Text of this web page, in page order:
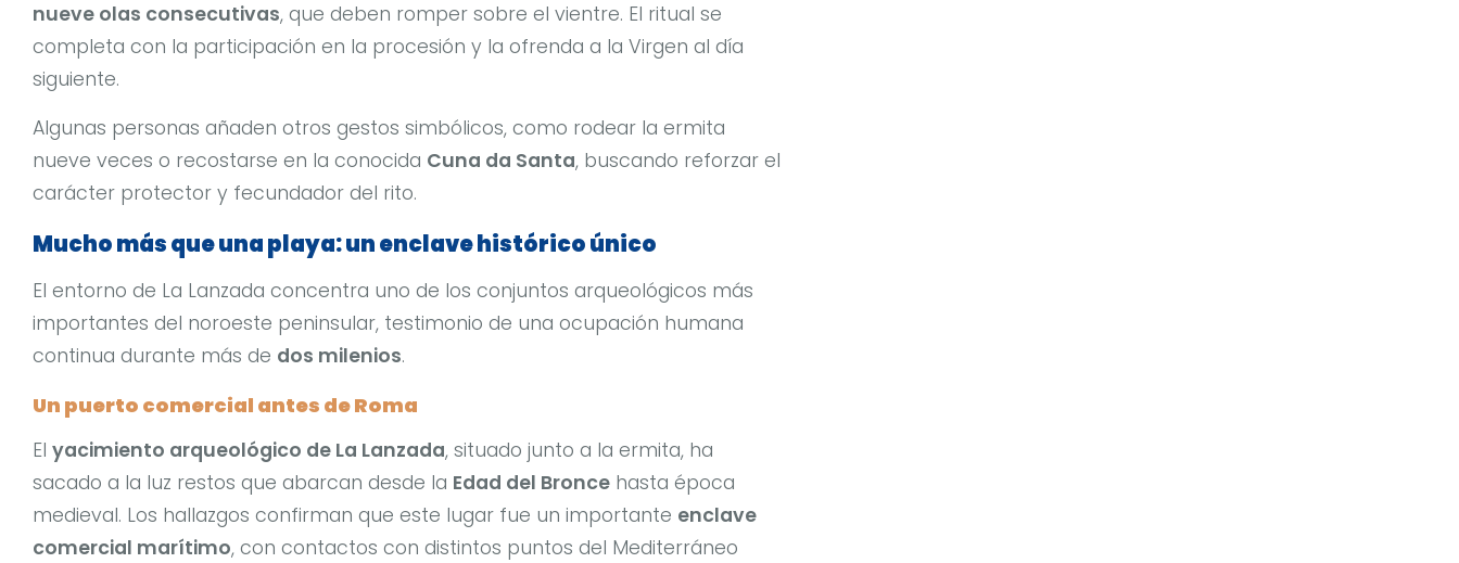
nueve olas consecutivas, que deben romper sobre el vientre. El ritual se
completa con la participación en la procesión y la ofrenda a la Virgen al día
siguiente.
Algunas personas añaden otros gestos simbólicos, como rodear la ermita
nueve veces o recostarse en la conocida Cuna da Santa, buscando reforzar el
carácter protector y fecundador del rito.
Mucho más que una playa: un enclave histórico único
El entorno de La Lanzada concentra uno de los conjuntos arqueológicos más
importantes del noroeste peninsular, testimonio de una ocupación humana
continua durante más de dos milenios.
Un puerto comercial antes de Roma
El yacimiento arqueológico de La Lanzada, situado junto a la ermita, ha
sacado a la luz restos que abarcan desde la Edad del Bronce hasta época
medieval. Los hallazgos confirman que este lugar fue un importante enclave
comercial marítimo, con contactos con distintos puntos del Mediterráneo